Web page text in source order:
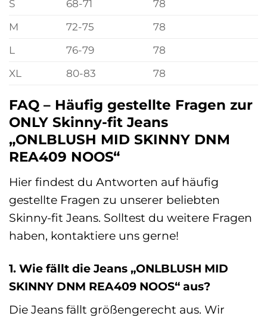
S 68-71
78
M
72-75
78
L
76-79
78
XL
80-83 78
FAQ – Häufig gestellte Fragen zur
ONLY Skinny-fit Jeans
„ONLBLUSH MID SKINNY DNM
REA409 NOOS“
Hier findest du Antworten auf häufig
gestellte Fragen zu unserer beliebten
Skinny-fit Jeans. Solltest du weitere Fragen
haben, kontaktiere uns gerne!
1. Wie fällt die Jeans „ONLBLUSH MID
SKINNY DNM REA409 NOOS“ aus?
Die Jeans fällt größengerecht aus. Wir